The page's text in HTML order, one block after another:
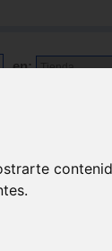
en: